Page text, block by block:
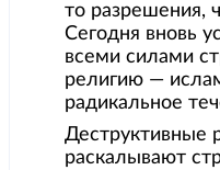
то разрешения,
Сегодня вновь
всеми силами
религию —
радикальное
Деструктивные
раскалывают